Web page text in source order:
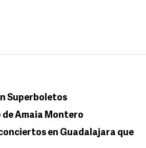
Superboletos
de Amaia Montero
en Guadalajara que